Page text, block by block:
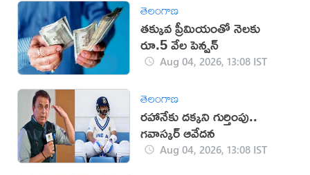
తెలంగాణ
తక్కువ ప్రీమియంతో నెలకు
రూ.5 వేల పెన్షన్
Aug 04, 2026, 13:08 IST
తెలంగాణ
రహానేకు దక్కని గుర్తింపు..
గవాస్కర్ ఆవేదన
Aug 04, 2026, 13:08 IST